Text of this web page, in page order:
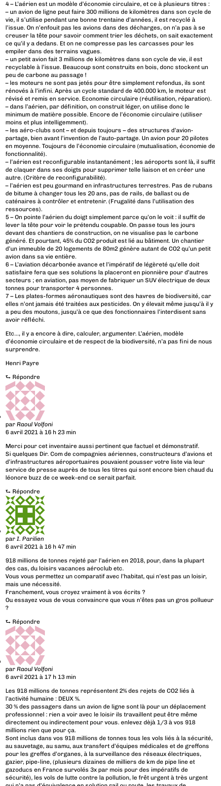
4 – L’aérien est un modèle d’économie circulaire, et ce à plusieurs titres :
– un avion de ligne peut faire 300 millions de kilomètres dans son cycle de
vie, il s’utilise pendant une bonne trentaine d’années, il est recyclé à
l’issue. On n’enfouit pas les avions dans des décharges, on n’a pas à se
creuser la tête pour savoir comment trier les déchets, on sait exactement
ce qu’il y a dedans. Et on ne compresse pas les carcasses pour les
empiler dans des terrains vagues.
– un petit avion fait 3 millions de kilomètres dans son cycle de vie, il est
recyclable à l’issue. Beaucoup sont construits en bois, donc stockent un
peu de carbone au passage !
– les moteurs ne sont pas jetés pour être simplement refondus, ils sont
rénovés à l’infini. Après un cycle standard de 400.000 km, le moteur est
révisé et remis en service. Economie circulaire (réutilisation, réparation).
– dans l’aérien, par définition, on construit léger, on utilise donc le
minimum de matière possible. Encore de l’économie circulaire (utiliser
moins et plus intelligemment).
– les aéro-clubs sont – et depuis toujours – des structures d’avion-
partage, bien avant l’invention de l’auto-partage. Un avion pour 20 pilotes
en moyenne. Toujours de l’économie circulaire (mutualisation, économie de
fonctionnalité).
– l’aérien est reconfigurable instantanément ; les aéroports sont là, il suffit
de claquer dans ses doigts pour supprimer telle liaison et en créer une
autre. (Critère de reconfigurabilité).
– l’aérien est peu gourmand en infrastructures terrestres. Pas de rubans
de bitume à changer tous les 20 ans, pas de rails, de ballast ou de
caténaires à contrôler et entretenir. (Frugalité dans l’utilisation des
ressources).
5 – On pointe l’aérien du doigt simplement parce qu’on le voit : il suffit de
lever la tête pour voir le prétendu coupable. On passe tous les jours
devant des chantiers de construction, on ne visualise pas le carbone
généré. Et pourtant, 45% du CO2 produit est lié au bâtiment. Un chantier
d’un immeuble de 20 logements de 80m2 génère autant de CO2 qu’un petit
avion dans sa vie entière.
6 – L’aviation décarbonée avance et l’impératif de légèreté qu’elle doit
satisfaire fera que ses solutions la placeront en pionnière pour d’autres
secteurs ; en aviation, pas moyen de fabriquer un SUV électrique de deux
tonnes pour transporter 4 personnes.
7 – Les plates-formes aéronautiques sont des havres de biodiversité, car
elles n’ont jamais été traitées aux pesticides. On y élevait même jusqu’à il y
a peu des moutons, jusqu’à ce que des fonctionnaires l’interdisent sans
avoir réfléchi.
Etc…, il y a encore à dire, calculer, argumenter. L’aérien, modèle
d’économie circulaire et de respect de la biodiversité, n’a pas fini de nous
surprendre.
Henri Payre
⮑ Répondre
parRaoul Volfoni
6 avril 2021 à 16 h 23 min
Merci pour cet inventaire aussi pertinent que factuel et démonstratif.
Si quelques Dir. Com de compagnies aériennes, constructeurs d’avions et
d’infrastructures aéroportuaires pouvaient pousser votre liste via leur
service de presse auprès de tous les titres qui sont encore bien chaud du
léonore buzz de ce week-end ce serait parfait.
⮑ Répondre
parI. Parilien
6 avril 2021 à 16 h 47 min
918 millions de tonnes rejeté par l’aérien en 2018, pour, dans la plupart
des cas, du loisirs vacances aéroclub etc.
Vous vous permettez un comparatif avec l’habitat, qui n’est pas un loisir,
mais une nécessité.
Franchement, vous croyez vraiment à vos écrits ?
Ou essayez vous de vous convaincre que vous n’êtes pas un gros pollueur
?
⮑ Répondre
parRaoul Volfoni
6 avril 2021 à 17 h 13 min
Les 918 millions de tonnes représentent 2% des rejets de CO2 liés à
l’activité humaine : DEUX %.
30 % des passagers dans un avion de ligne sont là pour un déplacement
professionnel : rien a voir avec le loisir ils travaillent peut être même
directement ou indirectement pour vous. enlevez dèjà 1/3 à vos 918
millions rien que pour ça.
Sont inclus dans vos 918 millions de tonnes tous les vols liés à la sécurité,
au sauvetage, au samu, aux transfert d’équipes médicales et de greffons
pour les greffes d’organes, à la surveillance des réseaux électriques,
gazier, pipe-line, (plusieurs dizaines de milliers de km de pipe line et
gazoducs en France survolés 3x par mois pour des impératifs de
sécurité), les vols de lutte contre la pollution, le frêt urgent à très urgent